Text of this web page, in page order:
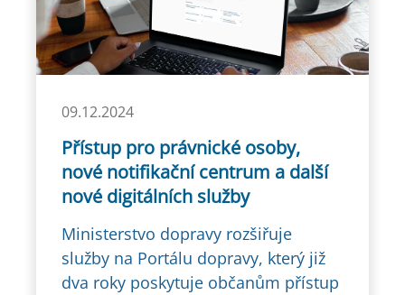
09.12.2024
Přístup pro právnické osoby,
nové notifikační centrum a další
nové digitálních služby
Ministerstvo dopravy rozšiřuje
služby na Portálu dopravy, který již
dva roky poskytuje občanům přístup